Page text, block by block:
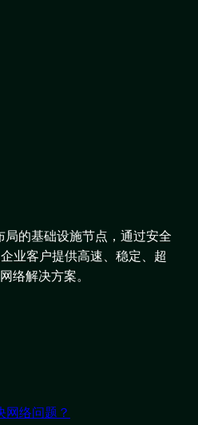
局的基础设施节点，通过安全
业客户提供高速、稳定、超
络解决方案。
网络问题？